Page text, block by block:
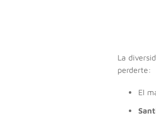
La
perderte:
El